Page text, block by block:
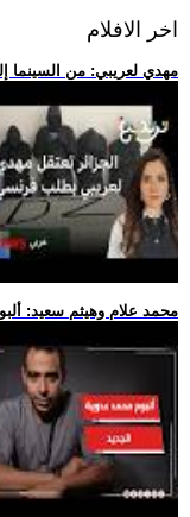
اخر الافلام
.. مهدي لعريبي: من السينما
.. محمد علام وهيثم سعيد: